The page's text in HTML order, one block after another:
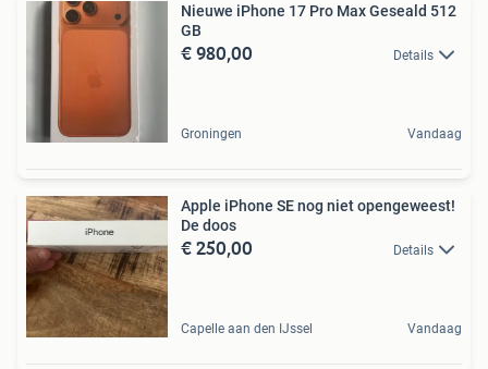
Nieuwe iPhone 17 Pro Max Geseald 512
GB
€ 980,00 Details
Groningen Vandaag
Apple iPhone SE nog niet opengeweest!
De doos
€ 250,00 Details
Capelle aan den IJssel Vandaag